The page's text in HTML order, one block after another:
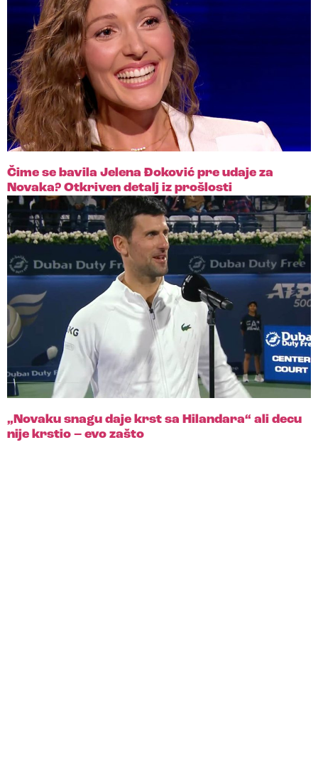
Čime se bavila Jelena Đoković pre udaje za
Novaka? Otkriven detalj iz prošlosti
„Novaku snagu daje krst sa Hilandara“ ali decu
nije krstio – evo zašto